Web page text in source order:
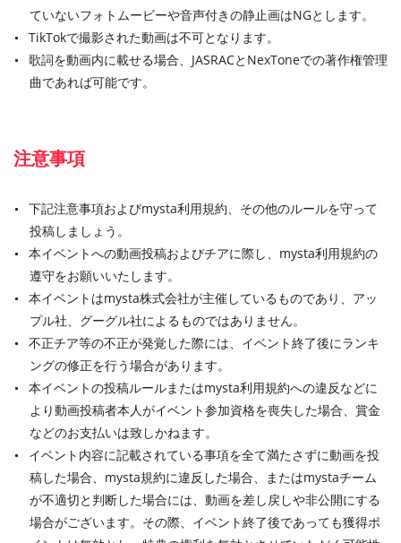
ていないフォトムービーや音声付きの静止画はNGとします。
TikTokで撮影された動画は不可となります。
歌詞を動画内に載せる場合、JASRACとNexToneでの著作権管理
曲であれば可能です。
注意事項
下記注意事項およびmysta利用規約、その他のルールを守って
投稿しましょう。
本イベントへの動画投稿およびチアに際し、mysta利用規約の
遵守をお願いいたします。
本イベントはmysta株式会社が主催しているものであり、アッ
プル社、グーグル社によるものではありません。
不正チア等の不正が発覚した際には、イベント終了後にランキ
ングの修正を行う場合があります。
本イベントの投稿ルールまたはmysta利用規約への違反などに
より動画投稿者本人がイベント参加資格を喪失した場合、賞金
などのお支払いは致しかねます。
イベント内容に記載されている事項を全て満たさずに動画を投
稿した場合、mysta規約に違反した場合、またはmystaチーム
が不適切と判断した場合には、動画を差し戻しや非公開にする
場合がございます。その際、イベント終了後であっても獲得ポ